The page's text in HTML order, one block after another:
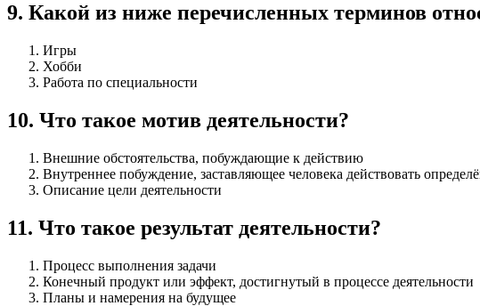
9. Какой из ниже перечисленных терминов
Игры
Хобби
Работа по специальности
10. Что такое мотив деятельности?
Внешние обстоятельства, побуждающие к действию
Внутреннее побуждение, заставляющее человека действовать
Описание цели деятельности
11. Что такое результат деятельности?
Процесс выполнения задачи
Конечный продукт или эффект, достигнутый в процессе деятельности
Планы и намерения на будущее